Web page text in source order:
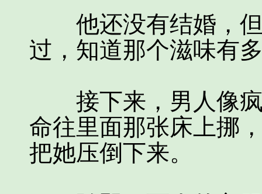
他还没有结婚，但
过，知道那个滋味有
接下来，男人像疯
命往里面那张床上挪
把她压倒下来。